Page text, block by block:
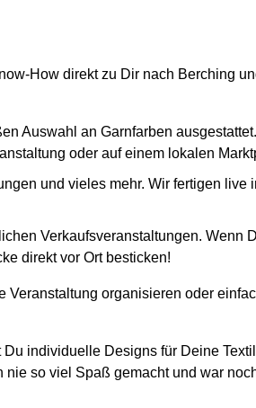
How direkt zu Dir nach Berching
Auswahl an Garnfarben
oder auf einem lokalen
und vieles mehr. Wir fertigen live
Verkaufsveranstaltungen. Wenn
direkt vor Ort besticken!
organisieren oder
individuelle Designs für Deine
so viel Spaß gemacht und war